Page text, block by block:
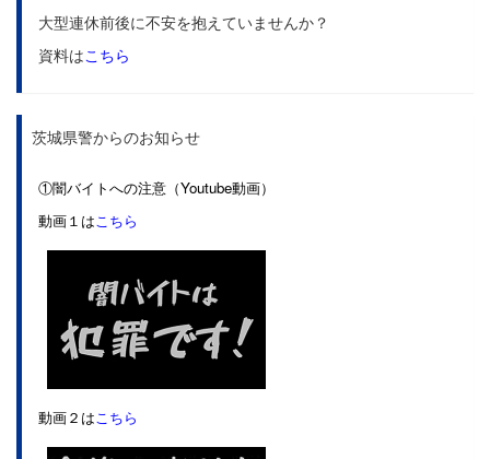
大型連休前後に不安を抱えていませんか？
資料はこちら
茨城県警からのお知らせ
①闇バイトへの注意（Youtube動画）
動画１は こちら
動画２は こちら